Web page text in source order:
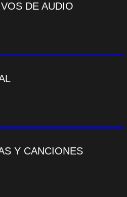
DE AUDIO
Y CANCIONES